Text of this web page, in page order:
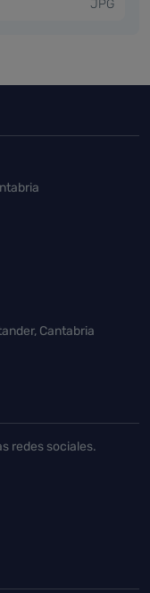
JPG
Cantabria
redes sociales.